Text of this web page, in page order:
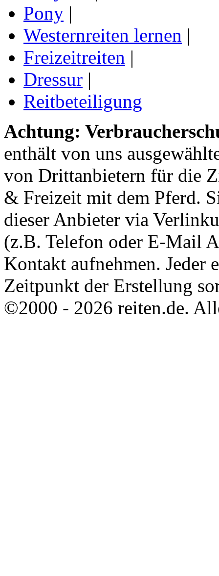
Pony |
Westernreiten lernen |
Freizeitreiten |
Dressur |
Reitbeteiligung
Achtung:
enthält von uns
von Drittanbietern für die
& Freizeit mit dem Pferd.
dieser Anbieter via
(z.B. Telefon oder E-Mail
Kontakt aufnehmen. Jeder
Zeitpunkt der Erstellung
©2000 - 2026 reiten.de.